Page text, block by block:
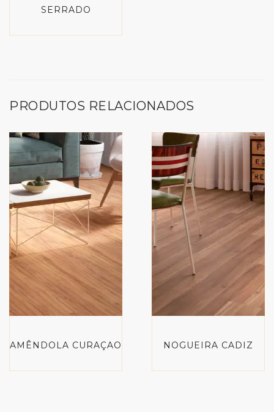
SERRADO
PRODUTOS RELACIONADOS
AMÊNDOLA CURAÇAO NOGUEIRA CADIZ